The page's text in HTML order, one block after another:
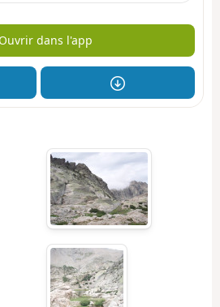
Ouvrir dans l'app